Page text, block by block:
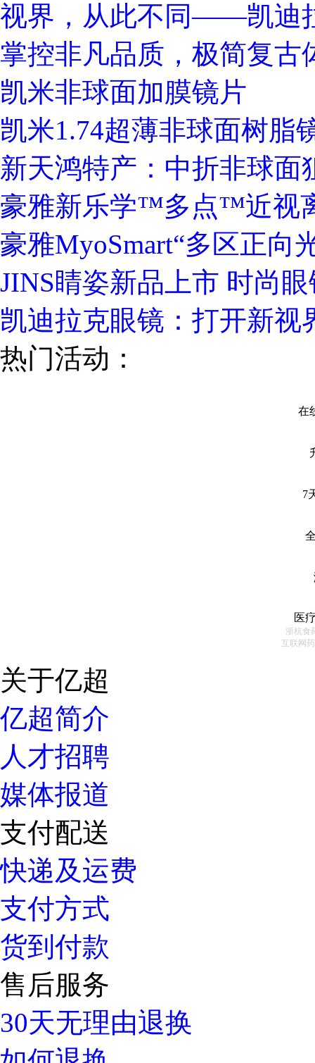
视界，从此不同——凯迪
掌控非凡品质，极简复
凯米非球面加膜镜片
凯米1.74超薄非球面树脂
新天鸿特产：中折非球面
豪雅新乐学™多点™近视
豪雅MyoSmart“多区正向
JINS睛姿新品上市 时尚
凯迪拉克眼镜：打开新视
热门活动：
在
7
医
浙杭食
互联网
关于亿超
亿超简介
人才招聘
媒体报道
支付配送
快递及运费
支付方式
货到付款
售后服务
30天无理由退换